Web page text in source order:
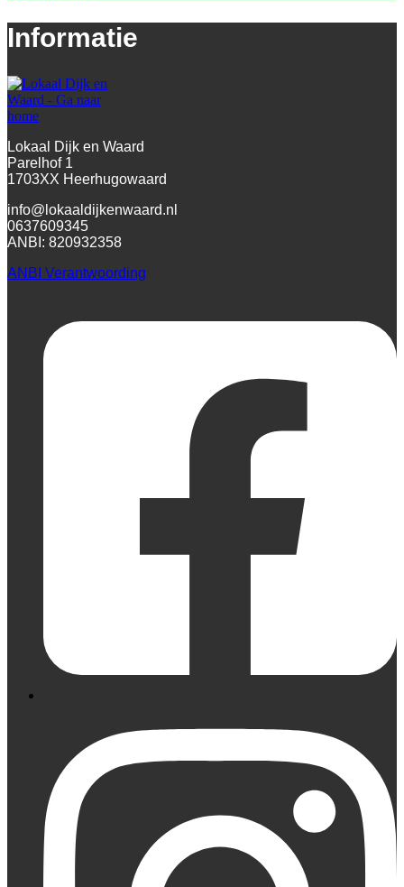
Informatie
Lokaal Dijk en Waard
Parelhof 1
1703XX Heerhugowaard
info@lokaaldijkenwaard.nl
0637609345
ANBI: 820932358
ANBI Verantwoording